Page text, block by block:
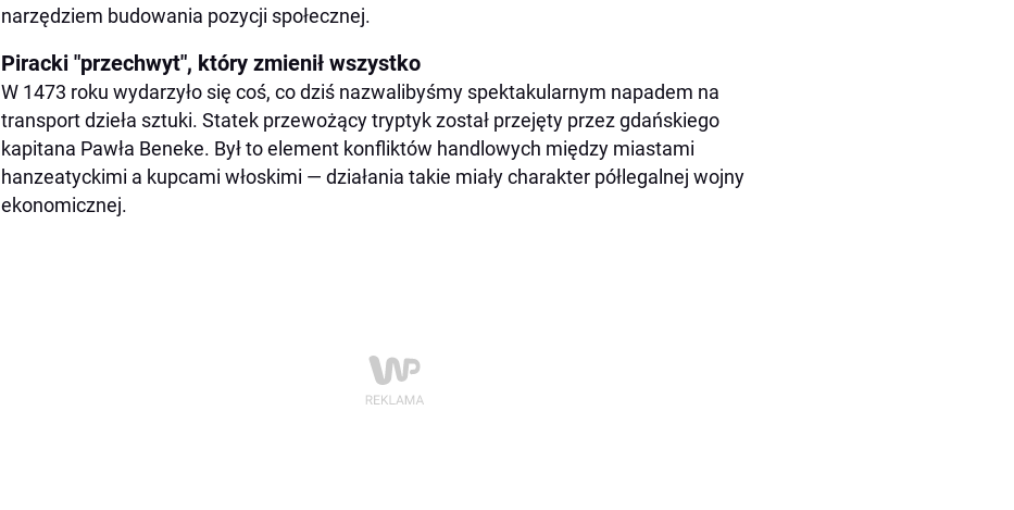
narzędziem budowania pozycji społecznej.
Piracki "przechwyt", który zmienił wszystko
W 1473 roku wydarzyło się coś, co dziś nazwalibyśmy spektakularnym napadem na
transport dzieła sztuki. Statek przewożący tryptyk został przejęty przez gdańskiego
kapitana Pawła Beneke. Był to element konfliktów handlowych między miastami
hanzeatyckimi a kupcami włoskimi — działania takie miały charakter półlegalnej wojny
ekonomicznej.